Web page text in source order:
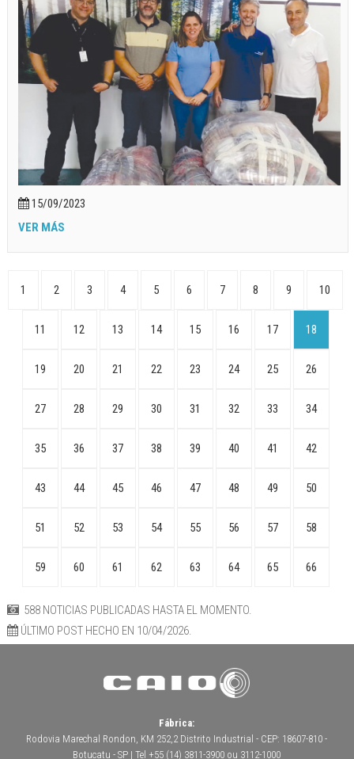
15/09/2023
VER MÁS
1 2 3 4 5 6 7 8 9 10
11 12 13 14 15 16 17 18
19 20 21 22 23 24 25 26
27 28 29 30 31 32 33 34
35 36 37 38 39 40 41 42
43 44 45 46 47 48 49 50
51 52 53 54 55 56 57 58
59 60 61 62 63 64 65 66
588 NOTICIAS PUBLICADAS HASTA EL MOMENTO.
ÚLTIMO POST HECHO EN 10/04/2026.
Fábrica:
Rodovia Marechal Rondon, KM 252,2 Distrito Industrial - CEP: 18607-810 -
Botucatu - SP | Tel +55 (14) 3811-3900 ou 3112-1000